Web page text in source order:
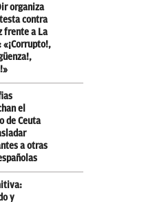
organiza
contra
frente a La
«¡Corrupto!,
el
de Ceuta
a otras
y